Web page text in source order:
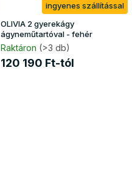
ingyenes szállítással
OLIVIA 2 gyerekágy
ágyneműtartóval - fehér
Raktáron (>3 db)
120 190 Ft-tól